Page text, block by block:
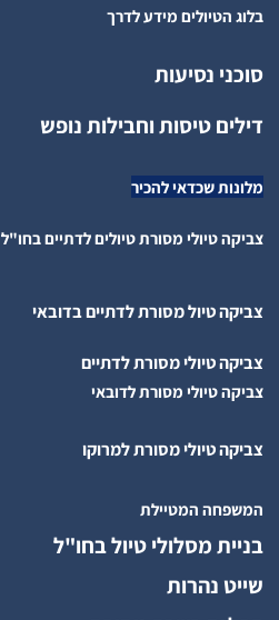
בלוג הטיולים מידע לדרך
סוכני נסיעות
דילים טיסות וחבילות נופש
מלונות שכדאי להכיר
צביקה טיולי מסורת טיולים לדתיים בחו"ל
צביקה טיול מסורת לדתיים בדובאי
צביקה טיולי מסורת לדתיים
צביקה טיולי מסורת לדובאי
צביקה טיולי מסורת למרוקו
המשפחה המטיילת
בניית מסלולי טיול בחו"ל
שייט נהרות